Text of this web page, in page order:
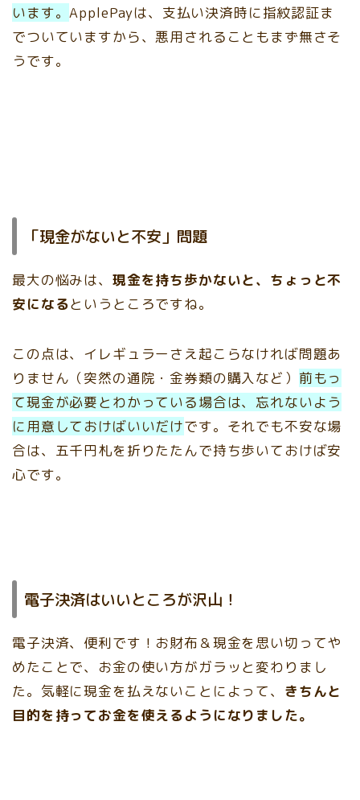
います。ApplePayは、支払い決済時に指紋認証ま
でついていますから、悪用されることもまず無さそ
うです。
「現金がないと不安」問題
最大の悩みは、 現金を持ち歩かないと、ちょっと不
安になるというところですね。
この点は、イレギュラーさえ起こらなければ問題あ
りません（突然の通院・金券類の購入など） 前もっ
て現金が必要とわかっている場合は、忘れないよう
に用意しておけばいいだけです。それでも不安な場
合は、五千円札を折りたたんで持ち歩いておけば安
心です。
電子決済はいいところが沢山！
電子決済、便利です！お財布＆現金を思い切ってや
めたことで、お金の使い方がガラッと変わりまし
た。気軽に現金を払えないことによって、 きちんと
目的を持ってお金を使えるようになりました。